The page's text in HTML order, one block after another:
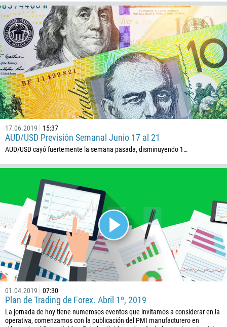
17.06.2019 15:37
AUD/USD Previsión Semanal Junio 17 al 21
AUD/USD cayó fuertemente la semana pasada, disminuyendo 1…
01.04.2019 07:30
Plan de Trading de Forex. Abril 1º, 2019
La jornada de hoy tiene numerosos eventos que invitamos a considerar en la
operativa, comenzamos con la publicación del PMI manufacturero en
Número telefónico